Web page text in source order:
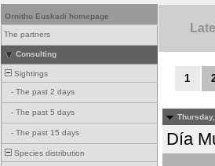
Ornitho Euskadi homepage
The partners
Consulting
Sightings
- The past 2 days
- The past 5 days
- The past 15 days
Species distribution
1
Día